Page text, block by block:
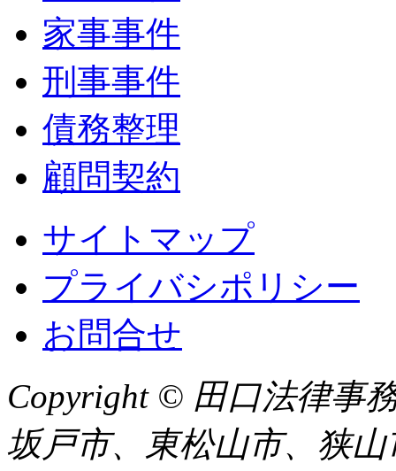
家事事件
刑事事件
債務整理
顧問契約
サイトマップ
プライバシポリシー
お問合せ
Copyright © 田口法律事
坂戸市、東松山市、狭